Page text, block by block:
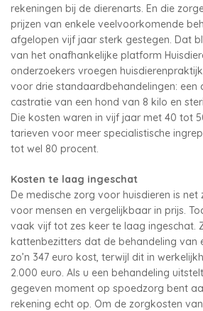
rekeningen bij de dierenarts. En die
prijzen van enkele veelvoorkomende
afgelopen vijf jaar sterk gestegen. Dat
van het onafhankelijke platform
onderzoekers vroegen
voor drie standaardbehandelingen: een
castratie van een hond van 8 kilo en
Die kosten waren in vijf jaar met 40 tot
tarieven voor meer specialistische
tot wel 80 procent.
Kosten te laag ingeschat
De medische zorg voor huisdieren is
voor mensen en vergelijkbaar in prijs.
vaak vijf tot zes keer te laag ingeschat.
kattenbezitters dat de behandeling van
zo’n 347 euro kost, terwijl dit in
2.000 euro. Als u een behandeling
gegeven moment op spoedzorg bent
rekening echt op. Om de zorgkosten